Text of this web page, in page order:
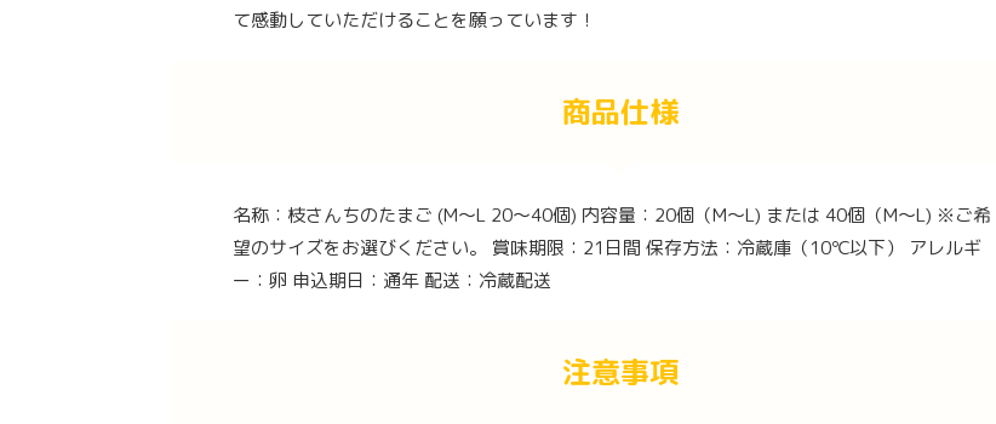
て感動していただけることを願っています！
商品仕様
名称：枝さんちのたまご (M〜L 20～40個) 内容量：20個（M〜L) または 40個（M〜L) ※ご希
望のサイズをお選びください。 賞味期限：21日間 保存方法：冷蔵庫（10℃以下） アレルギ
ー：卵 申込期日：通年 配送：冷蔵配送
注意事項